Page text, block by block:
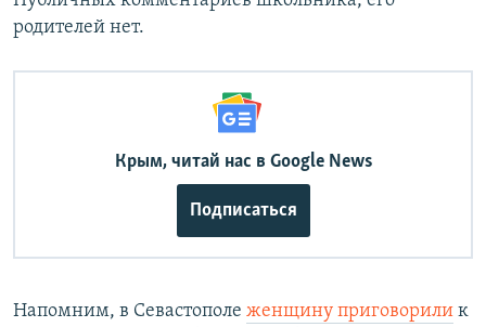
родителей нет.
Крым, читай нас в Google News
Подписаться
Напомним, в Севастополе женщину приговорили к